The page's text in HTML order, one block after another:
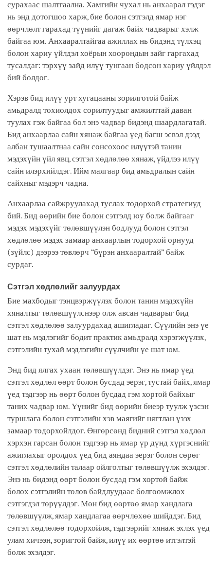
сурахаас шалтгаална. Хамгийн чухал нь анхаарал гэдэг
нь энд дотогшоо харж, бие болон сэтгэлд ямар нэг
өөрчлөлт гарахад түүнийг дагаж байх чадварыг хэлж
байгаа юм. Анхааралтайгаа ажиллах нь бидэнд түлхэц
болон хариу үйлдэл хоёрын хоорондын зайг гаргахад
тусалдаг: тэрхүү зайд илүү тунгаан бодсон хариу үйлдэл
бий болдог.
Хэрэв бид илүү урт хугацааны зорилготой байж
амьдралд тохиолдох сорилтуудыг амжилттай даван
туулах гэж байгаа бол энэ чадвар бидэнд шаардлагатай.
Бид анхаарлаа сайн хянаж байгаа үед багш эсвэл дээд
албан тушаалтнаа сайн сонсохоос илүүтэй танин
мэдэхүйн үйл явц, сэтгэл хөдлөлөө хянаж, үйдлээ илүү
сайн илэрхийлдэг. Ийм маягаар бид амьдралын сайн
сайхныг мэдэрч чадна.
Анхаарлаа сайжруулахад туслах тодорхой стратегиуд
бий. Бид өөрийн бие болон сэтгэлд юу болж байгааг
мэдэх мэдэхүйг төлөвшүүлэн бодлууд болон сэтгэл
хөдлөлөө мэдэх замаар анхаарлын тодорхой орнууд
(зүйлс) дээрээ төвлөрч “бүрэн анхааралтай” байж
сурдаг.
Сэтгэл хөдлөлийг залуурдах
Бие махбодыг тэнцвэржүүлэх болон танин мэдэхүйн
хяналтыг төлөвшүүлснээр олж авсан чадварыг бид
сэтгэл хөдлөлөө залуурдахад ашигладаг. Сүүлийн энэ үе
шат нь мэдлэгийг бодит практик амьдралд хэрэгжүүлэх,
сэтгэлийн тухай мэдлэгийн сүүлчийн үе шат юм.
Энд бид ялгах ухаан төлөвшүүлдэг. Энэ нь ямар үед
сэтгэл хөдлөл өөрт болон бусдад эерэг, тустай байх, ямар
үед тэдгээр нь өөрт болон бусдад гэм хортой байхыг
таних чадвар юм. Үүнийг бид өөрийн биеэр туулж үзсэн
туршлага болон сэтгэлийн хэв маягийг нягтлан үзэх
замаар тодорхойлдог. Өнгөрсөнд бидний сэтгэл хөдлөл
хэрхэн гарсан болон тэдгээр нь ямар үр дүнд хүргэснийг
ажиглахыг оролдох үед бид аяндаа эерэг болон сөрөг
сэтгэл хөдлөлийн талаар ойлголтыг төлөвшүүлж эхэлдэг.
Энэ нь бидэнд өөрт болон бусдад гэм хортой байж
болох сэтгэлийн төлөв байдлуудаас болгоомжлох
сэтгэгдэл төрүүлдэг. Мөн бид өөртөө ямар хандлага
төлөвшүүлж, ямар хандлагаа өөрчлөхөө шийддэг. Бид
сэтгэл хөдлөлөө тодорхойлж, тэдгээрийг хянаж эхлэх үед
улам хичээн, зоригтой байж, илүү их өөртөө итгэлтэй
болж эхэлдэг.